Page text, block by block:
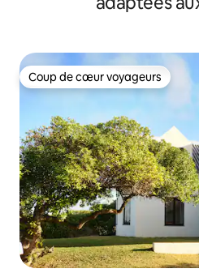
Coup de cœur voyageurs
Coup de cœur voyageurs